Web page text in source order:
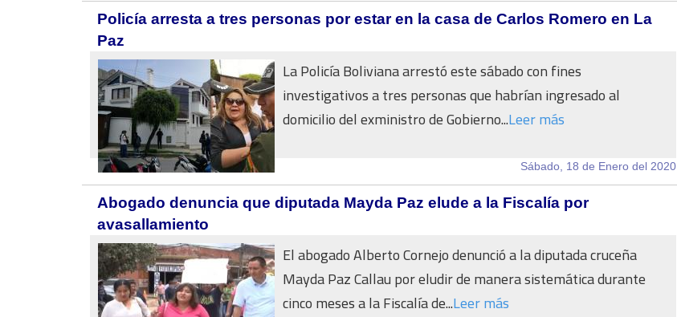
Policía arresta a tres personas por estar en la casa de Carlos Romero en La
Paz
La Policía Boliviana arrestó este sábado con fines
investigativos a tres personas que habrían ingresado al
domicilio del exministro de Gobierno...Leer más
Sábado, 18 de Enero del 2020
Abogado denuncia que diputada Mayda Paz elude a la Fiscalía por
avasallamiento
El abogado Alberto Cornejo denunció a la diputada cruceña
Mayda Paz Callau por eludir de manera sistemática durante
cinco meses a la Fiscalía de...Leer más